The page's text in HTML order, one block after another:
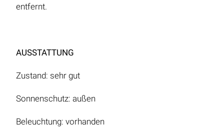
entfernt.
AUSSTATTUNG
Zustand: sehr gut
Sonnenschutz: außen
Beleuchtung: vorhanden